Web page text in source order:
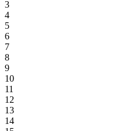
3
4
5
6
7
8
9
10
11
12
13
14